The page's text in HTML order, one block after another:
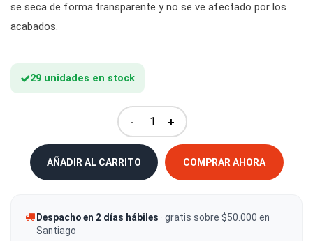
se seca de forma transparente y no se ve afectado por los
acabados.
29 unidades en stock
- +
AÑADIR AL CARRITO COMPRAR AHORA
Despacho en 2 días hábiles · gratis sobre $50.000 en
Santiago